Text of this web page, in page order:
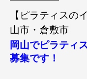
【ピラティスの
山市・倉敷市
岡山でピラティ
募集です！